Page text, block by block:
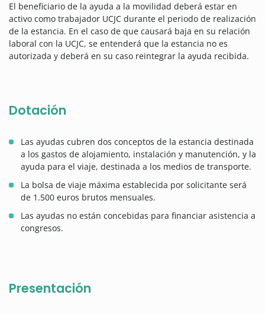
El beneficiario de la ayuda a la movilidad deberá estar en
activo como trabajador UCJC durante el periodo de realización
de la estancia. En el caso de que causará baja en su relación
laboral con la UCJC, se entenderá que la estancia no es
autorizada y deberá en su caso reintegrar la ayuda recibida.
Dotación
Las ayudas cubren dos conceptos de la estancia destinada
a los gastos de alojamiento, instalación y manutención, y la
ayuda para el viaje, destinada a los medios de transporte.
La bolsa de viaje máxima establecida por solicitante será
de 1.500 euros brutos mensuales.
Las ayudas no están concebidas para financiar asistencia a
congresos.
Presentación